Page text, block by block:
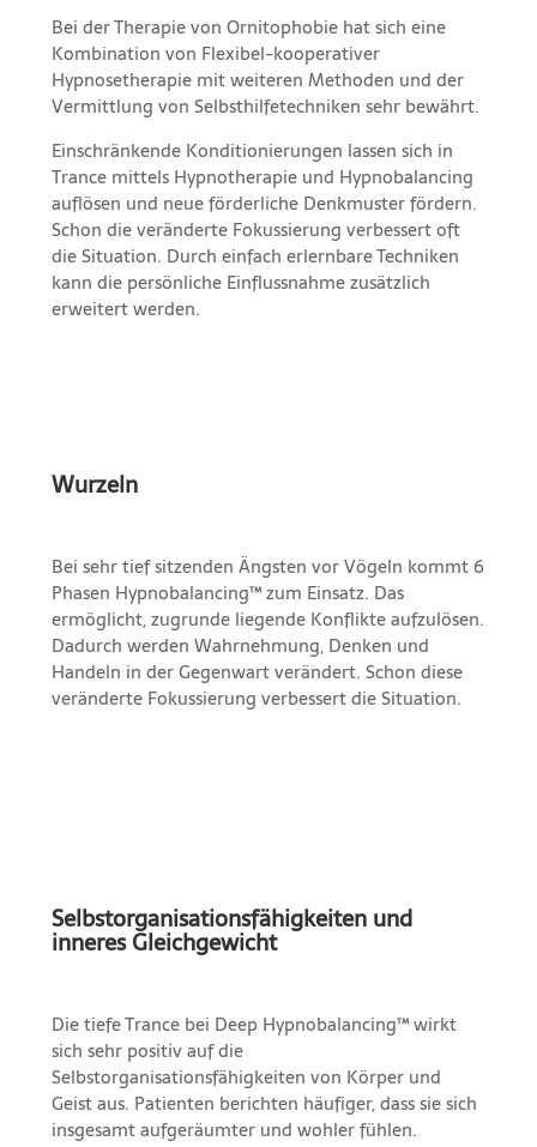
Bei der Therapie von Ornitophobie hat sich eine
Kombination von Flexibel-kooperativer
Hypnosetherapie mit weiteren Methoden und der
Vermittlung von Selbsthilfetechniken sehr bewährt.
Einschränkende Konditionierungen lassen sich in
Trance mittels Hypnotherapie und Hypnobalancing
auflösen und neue förderliche Denkmuster fördern.
Schon die veränderte Fokussierung verbessert oft
die Situation. Durch einfach erlernbare Techniken
kann die persönliche Einflussnahme zusätzlich
erweitert werden.
Wurzeln
Bei sehr tief sitzenden Ängsten vor Vögeln kommt 6
Phasen Hypnobalancing™ zum Einsatz. Das
ermöglicht, zugrunde liegende Konflikte aufzulösen.
Dadurch werden Wahrnehmung, Denken und
Handeln in der Gegenwart verändert. Schon diese
veränderte Fokussierung verbessert die Situation.
Selbstorganisationsfähigkeiten und
inneres Gleichgewicht
Die tiefe Trance bei Deep Hypnobalancing™ wirkt
sich sehr positiv auf die
Selbstorganisationsfähigkeiten von Körper und
Geist aus. Patienten berichten häufiger, dass sie sich
insgesamt aufgeräumter und wohler fühlen.